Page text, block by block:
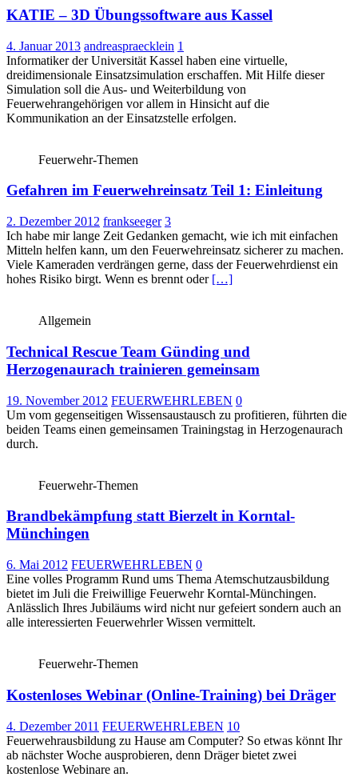
KATIE – 3D Übungssoftware aus Kassel
4. Januar 2013 andreaspraecklein 1
Informatiker der Universität Kassel haben eine virtuelle,
dreidimensionale Einsatzsimulation erschaffen. Mit Hilfe dieser
Simulation soll die Aus- und Weiterbildung von
Feuerwehrangehörigen vor allem in Hinsicht auf die
Kommunikation an der Einsatzstelle erfolgen.
Feuerwehr-Themen
Gefahren im Feuerwehreinsatz Teil 1: Einleitung
2. Dezember 2012 frankseeger 3
Ich habe mir lange Zeit Gedanken gemacht, wie ich mit einfachen
Mitteln helfen kann, um den Feuerwehreinsatz sicherer zu machen.
Viele Kameraden verdrängen gerne, dass der Feuerwehrdienst ein
hohes Risiko birgt. Wenn es brennt oder […]
Allgemein
Technical Rescue Team Günding und
Herzogenaurach trainieren gemeinsam
19. November 2012 FEUERWEHRLEBEN 0
Um vom gegenseitigen Wissensaustausch zu profitieren, führten die
beiden Teams einen gemeinsamen Trainingstag in Herzogenaurach
durch.
Feuerwehr-Themen
Brandbekämpfung statt Bierzelt in Korntal-
Münchingen
6. Mai 2012 FEUERWEHRLEBEN 0
Eine volles Programm Rund ums Thema Atemschutzausbildung
bietet im Juli die Freiwillige Feuerwehr Korntal-Münchingen.
Anlässlich Ihres Jubiläums wird nicht nur gefeiert sondern auch an
alle interessierten Feuerwehrler Wissen vermittelt.
Feuerwehr-Themen
Kostenloses Webinar (Online-Training) bei Dräger
4. Dezember 2011 FEUERWEHRLEBEN 10
Feuerwehrausbildung zu Hause am Computer? So etwas könnt Ihr
ab nächster Woche ausprobieren, denn Dräger bietet zwei
kostenlose Webinare an.